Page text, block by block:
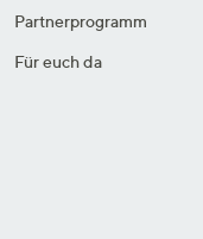
Partnerprogramm
Für euch da